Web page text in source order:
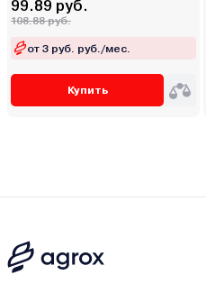
99.89 руб.
108.88 руб.
от 3 руб. руб./мес.
Купить